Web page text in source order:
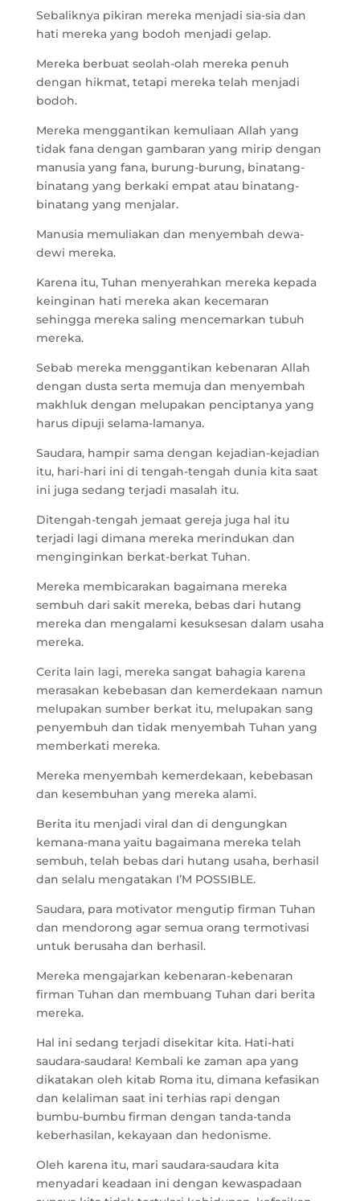
Sebaliknya pikiran mereka menjadi sia-sia dan
hati mereka yang bodoh menjadi gelap.
Mereka berbuat seolah-olah mereka penuh
dengan hikmat, tetapi mereka telah menjadi
bodoh.
Mereka menggantikan kemuliaan Allah yang
tidak fana dengan gambaran yang mirip dengan
manusia yang fana, burung-burung, binatang-
binatang yang berkaki empat atau binatang-
binatang yang menjalar.
Manusia memuliakan dan menyembah dewa-
dewi mereka.
Karena itu, Tuhan menyerahkan mereka kepada
keinginan hati mereka akan kecemaran
sehingga mereka saling mencemarkan tubuh
mereka.
Sebab mereka menggantikan kebenaran Allah
dengan dusta serta memuja dan menyembah
makhluk dengan melupakan penciptanya yang
harus dipuji selama-lamanya.
Saudara, hampir sama dengan kejadian-kejadian
itu, hari-hari ini di tengah-tengah dunia kita saat
ini juga sedang terjadi masalah itu.
Ditengah-tengah jemaat gereja juga hal itu
terjadi lagi dimana mereka merindukan dan
menginginkan berkat-berkat Tuhan.
Mereka membicarakan bagaimana mereka
sembuh dari sakit mereka, bebas dari hutang
mereka dan mengalami kesuksesan dalam usaha
mereka.
Cerita lain lagi, mereka sangat bahagia karena
merasakan kebebasan dan kemerdekaan namun
melupakan sumber berkat itu, melupakan sang
penyembuh dan tidak menyembah Tuhan yang
memberkati mereka.
Mereka menyembah kemerdekaan, kebebasan
dan kesembuhan yang mereka alami.
Berita itu menjadi viral dan di dengungkan
kemana-mana yaitu bagaimana mereka telah
sembuh, telah bebas dari hutang usaha, berhasil
dan selalu mengatakan I’M POSSIBLE.
Saudara, para motivator mengutip firman Tuhan
dan mendorong agar semua orang termotivasi
untuk berusaha dan berhasil.
Mereka mengajarkan kebenaran-kebenaran
firman Tuhan dan membuang Tuhan dari berita
mereka.
Hal ini sedang terjadi disekitar kita. Hati-hati
saudara-saudara! Kembali ke zaman apa yang
dikatakan oleh kitab Roma itu, dimana kefasikan
dan kelaliman saat ini terhias rapi dengan
bumbu-bumbu firman dengan tanda-tanda
keberhasilan, kekayaan dan hedonisme.
Oleh karena itu, mari saudara-saudara kita
menyadari keadaan ini dengan kewaspadaan